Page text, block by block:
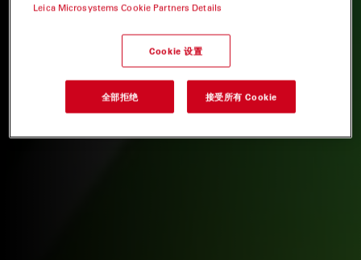
Leica Microsystems Cookie Partners Details
Cookie 设置
全部拒绝 接受所有 Cookie